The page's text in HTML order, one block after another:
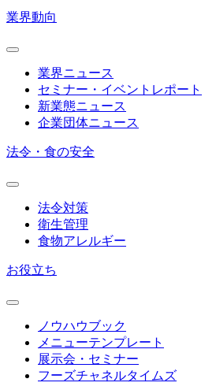
業界動向
業界ニュース
セミナー・イベントレポート
新業態ニュース
企業団体ニュース
法令・食の安全
法令対策
衛生管理
食物アレルギー
お役立ち
ノウハウブック
メニューテンプレート
展示会・セミナー
フーズチャネルタイムズ